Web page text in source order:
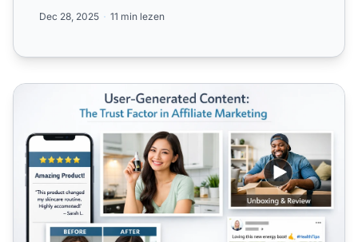
Dec 28, 2025 11 min lezen
Hoe door gebruikers gegenereerde content affiliate